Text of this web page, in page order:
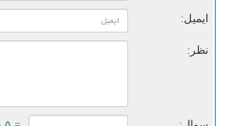
ایمیل:
نظر: